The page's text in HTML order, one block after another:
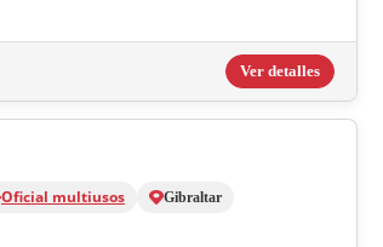
Ver detalles
Oficial multiusos
Gibraltar